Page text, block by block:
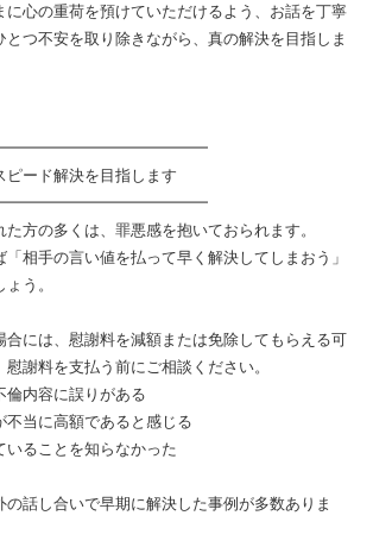
に心の重荷を預けていただけるよう、お話を丁寧
とつ不安を取り除きながら、真の解決を目指しま
ード解決を目指します
方の多くは、罪悪感を抱いておられます。
相手の言い値を払って早く解決してしまおう」
う。
合には、慰謝料を減額または免除してもらえる可
謝料を支払う前にご相談ください。
倫内容に誤りがある
不当に高額であると感じる
いることを知らなかった
の話し合いで早期に解決した事例が多数ありま